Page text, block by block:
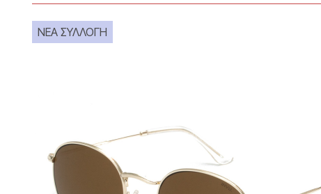
ΝΕΑ ΣΥΛΛΟΓΗ